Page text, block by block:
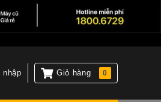
Giỏ hàng 0